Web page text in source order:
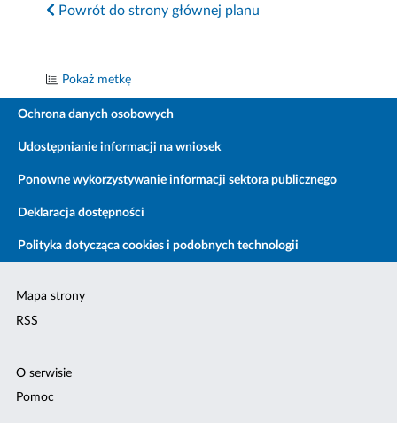
Powrót do strony głównej planu
Pokaż metkę
Ochrona danych osobowych
Udostępnianie informacji na wniosek
Ponowne wykorzystywanie informacji sektora publicznego
Deklaracja dostępności
Polityka dotycząca cookies i podobnych technologii
Mapa strony
RSS
O serwisie
Pomoc